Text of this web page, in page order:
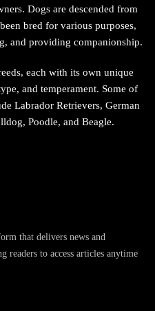
स्थानहरूमा पर्व छठ
Dogs are descended from
bred for various purposes,
and providing companionship.
each with its own unique
and temperament. Some of
Labrador Retrievers, German
Poodle, and Beagle.
that delivers news and
to access articles anytime